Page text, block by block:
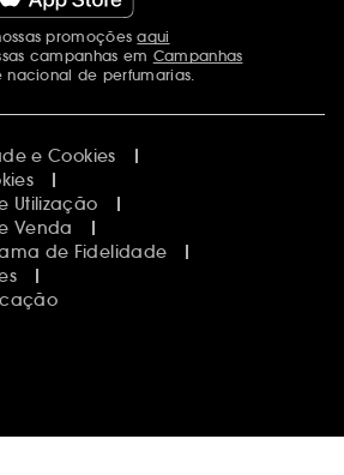
promoçõesaqui
campanhas em Campanhas
nacional de perfumarias.
e Cookies
Utilização
Venda
de Fidelidade